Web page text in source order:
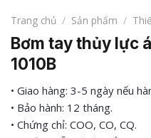
Trang chủ / Sản phẩm /
Bơm tay thủy lực
1010B
• Giao hàng: 3-5 ngày nếu
• Bảo hành: 12 tháng.
• Chứng chỉ: COO, CO, CQ.